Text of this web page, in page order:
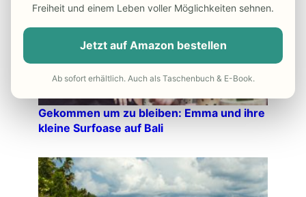
Gekommen um zu bleiben: Emma und ihre
kleine Surfoase auf Bali
Freiheit und einem Leben voller Möglichkeiten sehnen.
Jetzt auf Amazon bestellen
Ab sofort erhältlich. Auch als Taschenbuch & E-Book.